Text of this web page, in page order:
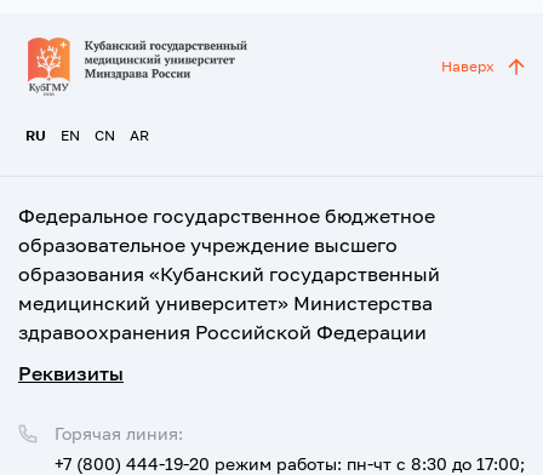
RU EN CN AR
Наверх
Федеральное государственное бюджетное
образовательное учреждение высшего
образования «Кубанский государственный
медицинский университет» Министерства
здравоохранения Российской Федерации
Реквизиты
Горячая линия:
+7 (800) 444-19-20 режим работы: пн-чт с 8:30 до 17:00;